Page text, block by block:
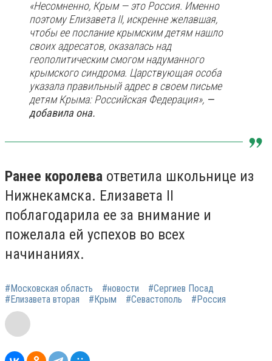
«Несомненно, Крым — это Россия. Именно
поэтому Елизавета II, искренне желавшая,
чтобы ее послание крымским детям нашло
своих адресатов, оказалась над
геополитическим смогом надуманного
крымского синдрома. Царствующая особа
указала правильный адрес в своем письме
детям Крыма: Российская Федерация», —
добавила она.
Ранее королева ответила школьнице из
Нижнекамска. Елизавета II
поблагодарила ее за внимание и
пожелала ей успехов во всех
начинаниях.
#Московская область #новости
#Сергиев Посад
#Елизавета вторая
#Крым #Севастополь #Россия